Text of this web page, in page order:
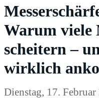
Warum viele
scheitern –
wirklich
Dienstag, 17.